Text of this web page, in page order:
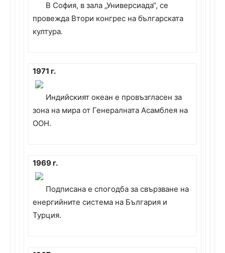
В София, в зала „Универсиада“, се
провежда Втори конгрес на българската
култура.
1971 г.
Индийският океан е провъзгласен за
зона на мира от Генералната Асамблея на
ООН.
1969 г.
Подписана е спогодба за свързване на
енергийните система на България и
Турция.